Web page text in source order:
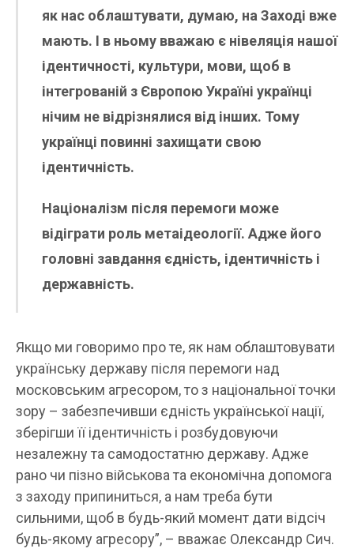
як нас облаштувати, думаю, на Заході вже
мають. І в ньому вважаю є нівеляція нашої
ідентичності, культури, мови, щоб в
інтегрованій з Європою Україні українці
нічим не відрізнялися від інших. Тому
українці повинні захищати свою
ідентичність.
Націоналізм після перемоги може
відіграти роль метаідеології. Адже його
головні завдання єдність, ідентичність і
державність.
Якщо ми говоримо про те, як нам облаштовувати
українську державу після перемоги над
московським агресором, то з національної точки
зору – забезпечивши єдність української нації,
зберігши її ідентичність і розбудовуючи
незалежну та самодостатню державу. Адже
рано чи пізно військова та економічна допомога
з заходу припиниться, а нам треба бути
сильними, щоб в будь-який момент дати відсіч
будь-якому агресору”, – вважає Олександр Сич.